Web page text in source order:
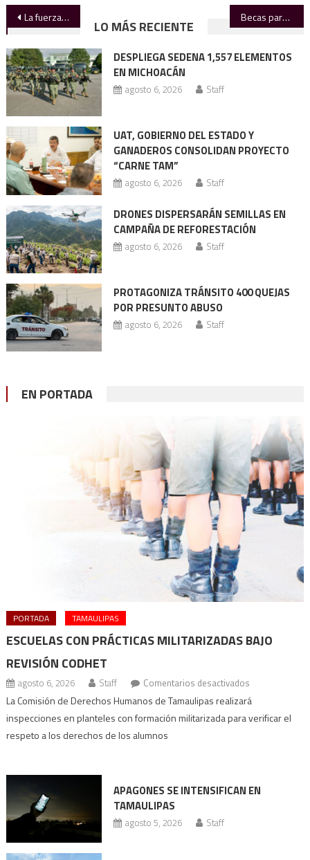
Navegación
de
entradas
La fuerza de los empresarios Becas para juniors
LO MÁS RECIENTE
DESPLIEGA SEDENA 1,557 ELEMENTOS
EN MICHOACÁN
agosto 6, 2026 Staff
UAT, GOBIERNO DEL ESTADO Y
GANADEROS CONSOLIDAN PROYECTO
“CARNE TAM”
agosto 6, 2026 Staff
DRONES DISPERSARÁN SEMILLAS EN
CAMPAÑA DE REFORESTACIÓN
agosto 6, 2026 Staff
PROTAGONIZA TRÁNSITO 400 QUEJAS
POR PRESUNTO ABUSO
agosto 6, 2026 Staff
EN PORTADA
PORTADA TAMAULIPAS
ESCUELAS CON PRÁCTICAS MILITARIZADAS BAJO
REVISIÓN CODHET
agosto 6, 2026 Staff Comentarios desactivadosen
Escuelas
con
Codhet
La Comisión de Derechos Humanos de Tamaulipas realizará
inspecciones en planteles con formación militarizada para verificar el
respeto a los derechos de los alumnos
APAGONES SE INTENSIFICAN EN
TAMAULIPAS
agosto 5, 2026 Staff